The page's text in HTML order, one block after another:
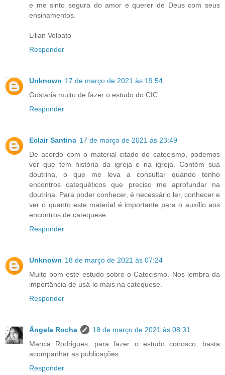
e me sinto segura do amor e querer de Deus com seus
ensinamentos.
Lilian Volpato
Responder
Unknown 17 de março de 2021 às 19:54
Gostaria muito de fazer o estudo do CIC
Responder
Eclair Santina 17 de março de 2021 às 23:49
De acordo com o material citado do catecismo, podemos
ver que tem história da igreja e na igreja. Contém sua
doutrina, o que me leva a consultar quando tenho
encontros catequéticos que preciso me aprofundar na
doutrina. Para poder conhecer, é necessário ler, conhecer e
ver o quanto este material é importante para o auxílio aos
encontros de catequese.
Responder
Unknown 18 de março de 2021 às 07:24
Muito bom este estudo sobre o Catecismo. Nos lembra da
importância de usá-lo mais na catequese.
Responder
Ângela Rocha
18 de março de 2021 às 08:31
Marcia Rodrigues, para fazer o estudo conosco, basta
acompanhar as publicações.
Responder